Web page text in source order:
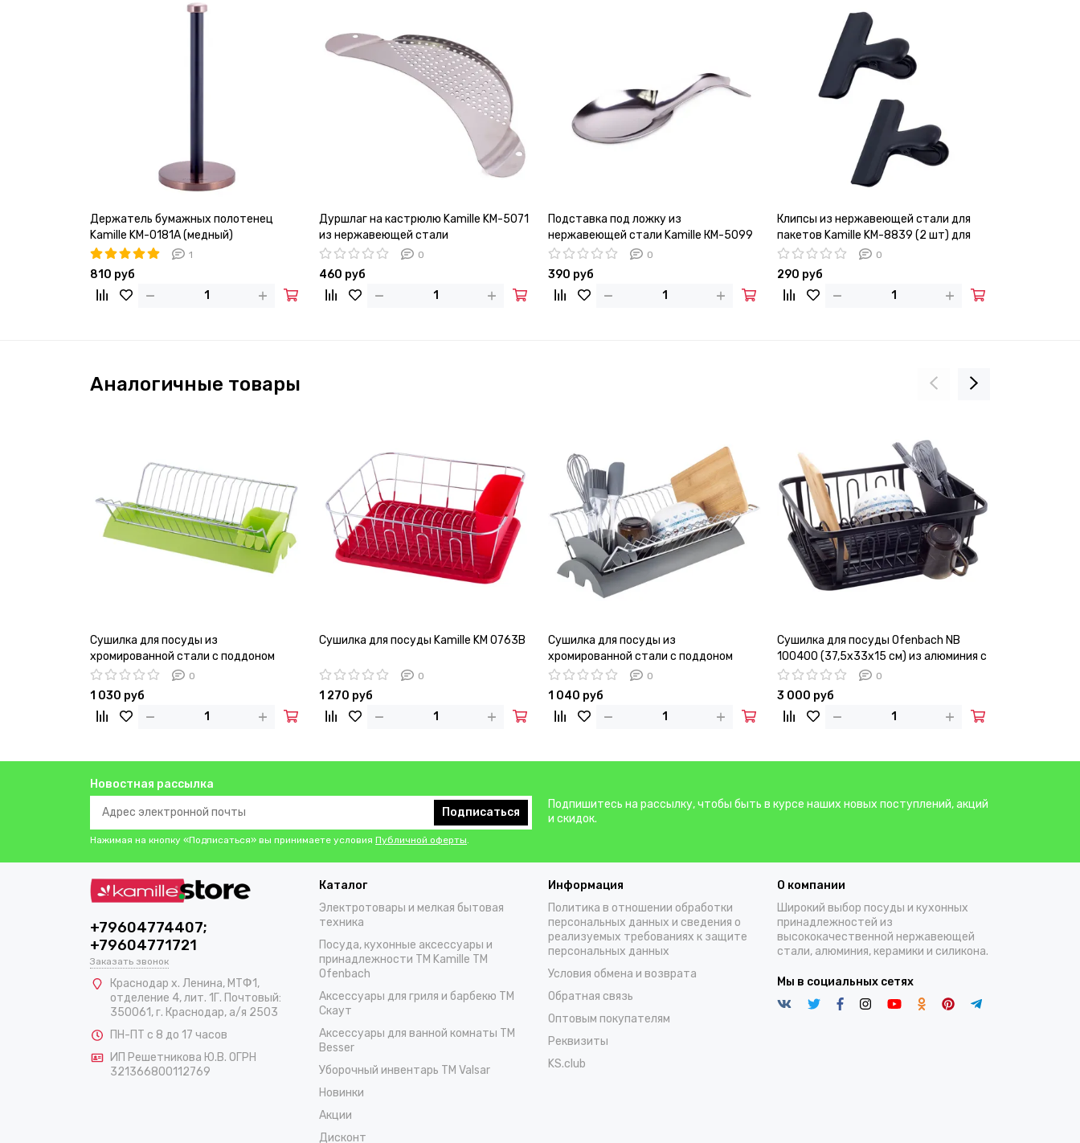
Держатель бумажных полотенец
Kamille KM-0181A (медный)
1
810 руб
Дуршлаг на кастрюлю Kamille KM-5071
из нержавеющей стали
0
460 руб
Подставка под ложку из
нержавеющей стали Kamille КМ-5099
0
390 руб
Клипсы из нержавеющей стали для
пакетов Kamille KM-8839 (2 шт) для
хранения сыпучих продуктов
0
290 руб
Аналогичные товары
Сушилка для посуды из
хромированной стали с поддоном
Kamille KM-0769B (зеленый)
0
1 030 руб
Сушилка для посуды Kamille KM 0763B
0
1 270 руб
Сушилка для посуды из
хромированной стали с поддоном
Kamille KM 0769A
0
1 040 руб
Сушилка для посуды Ofenbach NB
100400 (37,5х33х15 см) из алюминия с
поддоном черная 0
3 000 руб
Новостная рассылка
Подписаться
Нажимая на кнопку «Подписаться» вы принимаете условия Публичной оферты
Подпишитесь на рассылку, чтобы быть в курсе наших новых поступлений, акций
и скидок.
+79604774407;
+79604771721
Заказать звонок
Краснодар х. Ленина, МТФ1,
отделение 4, лит. 1Г. Почтовый:
350061, г. Краснодар, а/я 2503
ПН-ПТ с 8 до 17 часов
ИП Решетникова Ю.В. ОГРН
321366800112769
Каталог
Электротовары и мелкая бытовая
техника
Посуда, кухонные аксессуары и
принадлежности TM Kamille TM
Ofenbach
Аксессуары для гриля и барбекю TM
Скаут
Аксессуары для ванной комнаты TM
Besser
Уборочный инвентарь TM Valsar
Новинки
Акции
Дисконт
Информация
Политика в отношении обработки
персональных данных и сведения о
реализуемых требованиях к защите
персональных данных
Условия обмена и возврата
Обратная связь
Оптовым покупателям
Реквизиты
KS.club
О компании
Широкий выбор посуды и кухонных
принадлежностей из
высококачественной нержавеющей
стали, алюминия, керамики и силикона.
Мы в социальных сетях